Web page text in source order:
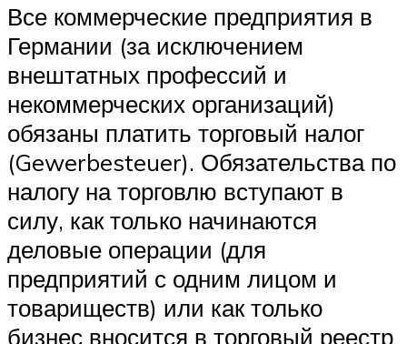
Все коммерческие предприятия в
Германии (за исключением
внештатных профессий и
некоммерческих организаций)
обязаны платить торговый налог
(Gewerbesteuer). Обязательства по
налогу на торговлю вступают в
силу, как только начинаются
деловые операции (для
предприятий с одним лицом и
товариществ) или как только
бизнес вносится в торговый реестр